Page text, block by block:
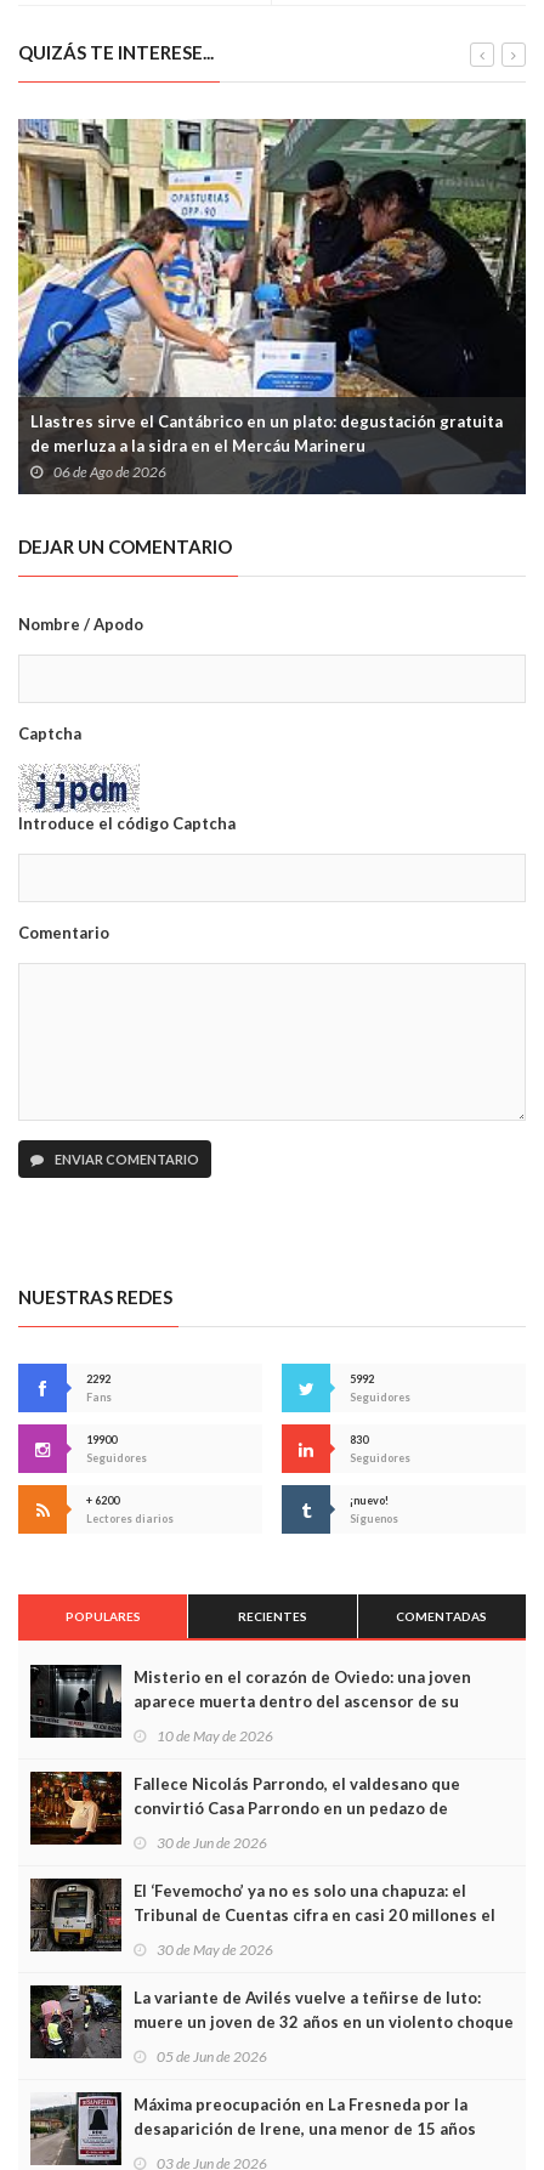
QUIZÁS TE INTERESE...
Llastres sirve el Cantábrico en un plato: degustación gratuita
de merluza a la sidra en el Mercáu Marineru
06 de Ago de 2026
DEJAR UN COMENTARIO
Nombre / Apodo
Captcha
Introduce el código Captcha
Comentario
ENVIAR COMENTARIO
NUESTRAS REDES
2292
Fans
5992
Seguidores
19900
Seguidores
830
Seguidores
+ 6200
Lectores diarios
¡nuevo!
Síguenos
POPULARES RECIENTES COMENTADAS
Misterio en el corazón de Oviedo: una joven
aparece muerta dentro del ascensor de su
edificio y las cámaras captan sus últimos minutos
10 de May de 2026
Fallece Nicolás Parrondo, el valdesano que
convirtió Casa Parrondo en un pedazo de
Asturias en Madrid
30 de Jun de 2026
El ‘Fevemocho’ ya no es solo una chapuza: el
Tribunal de Cuentas cifra en casi 20 millones el
sobrecoste de los trenes que no cabían por los
30 de May de 2026
La variante de Avilés vuelve a teñirse de luto:
muere un joven de 32 años en un violento choque
frontal
05 de Jun de 2026
Máxima preocupación en La Fresneda por la
desaparición de Irene, una menor de 15 años
03 de Jun de 2026